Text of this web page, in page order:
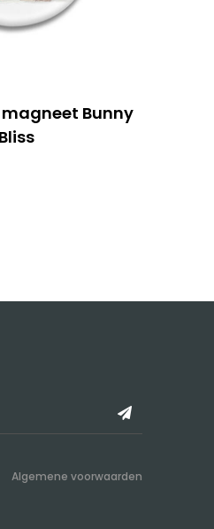
Bunny
Bliss
Algemene voorwaarden